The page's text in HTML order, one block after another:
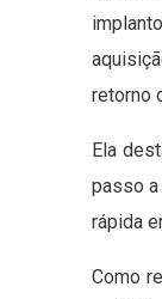
retorno
Ela
passo a
rápida
Como